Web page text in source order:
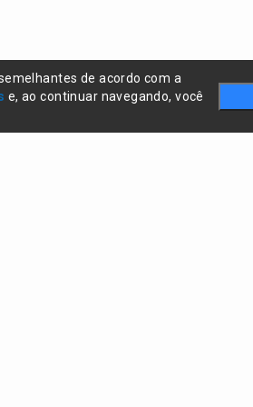
de acordo com a
e, ao continuar navegando, você